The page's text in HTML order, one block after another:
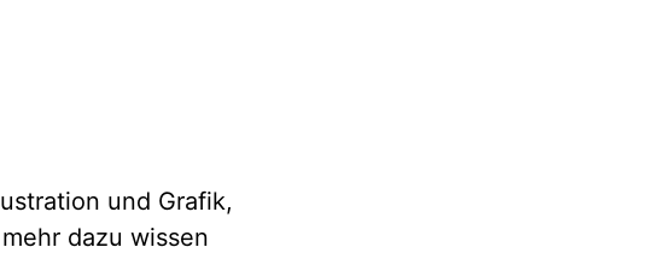
und Grafik,
dazu wissen